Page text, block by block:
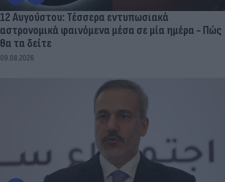
12 Αυγούστου: Τέσσερα εντυπωσιακά
αστρονομικά φαινόμενα μέσα σε μία ημέρα - Πώς
θα τα δείτε
09.08.2026